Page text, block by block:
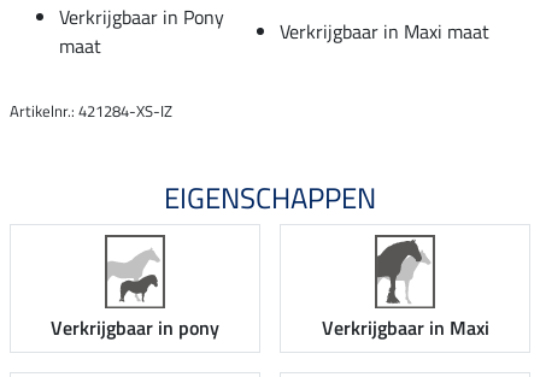
Verkrijgbaar in Pony
maat
Verkrijgbaar in Maxi maat
Artikelnr.: 421284-XS-IZ
EIGENSCHAPPEN
Verkrijgbaar in pony Verkrijgbaar in Maxi